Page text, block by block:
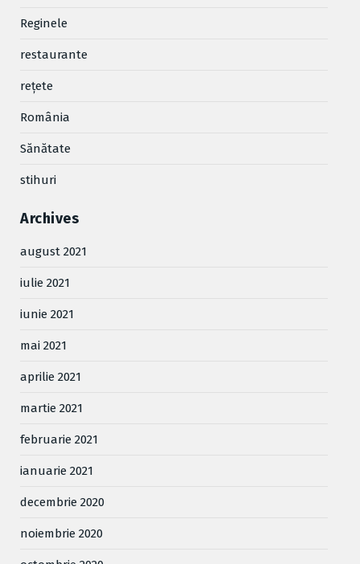
Reginele
restaurante
reţete
România
Sănătate
stihuri
Archives
august 2021
iulie 2021
iunie 2021
mai 2021
aprilie 2021
martie 2021
februarie 2021
ianuarie 2021
decembrie 2020
noiembrie 2020